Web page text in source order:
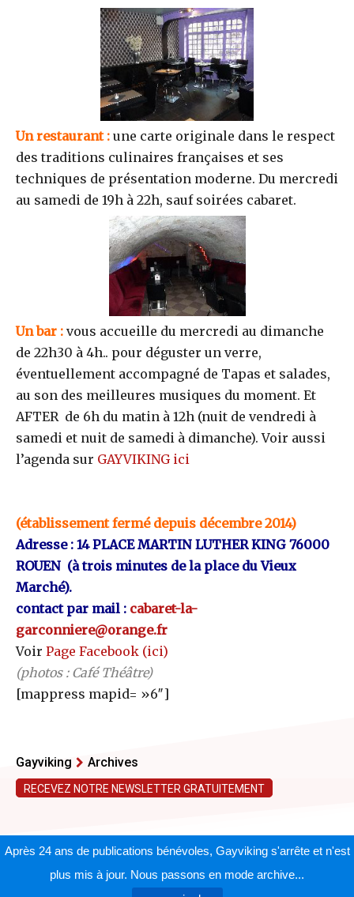
Un restaurant : une carte originale dans le respect
des traditions culinaires françaises et ses
techniques de présentation moderne. Du mercredi
au samedi de 19h à 22h, sauf soirées cabaret.
Un bar : vous accueille du mercredi au dimanche
de 22h30 à 4h.. pour déguster un verre,
éventuellement accompagné de Tapas et salades,
au son des meilleures musiques du moment. Et
AFTER de 6h du matin à 12h (nuit de vendredi à
samedi et nuit de samedi à dimanche). Voir aussi
l’agenda sur GAYVIKING ici
(établissement fermé depuis décembre 2014)
Adresse : 14 PLACE MARTIN LUTHER KING 76000
ROUEN (à trois minutes de la place du Vieux
Marché).
contact par mail : cabaret-la-
garconniere@orange.fr
Voir Page Facebook (ici)
(photos : Café Théâtre)
[mappress mapid= »6″]
Gayviking Archives
RECEVEZ NOTRE NEWSLETTER GRATUITEMENT